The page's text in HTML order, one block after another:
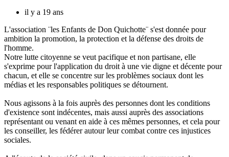
il y a 19 ans
L'association ¨les Enfants de Don Quichotte¨ s'est donnée pour
ambition la promotion, la protection et la défense des droits de
l'homme.
Notre lutte citoyenne se veut pacifique et non partisane, elle
s'exprime pour l'application du droit à une vie digne et décente pour
chacun, et elle se concentre sur les problèmes sociaux dont les
médias et les responsables politiques se détournent.
Nous agissons à la fois auprès des personnes dont les conditions
d'existence sont indécentes, mais aussi auprès des associations
représentant ou venant en aide à ces mêmes personnes, et cela pour
les conseiller, les fédérer autour leur combat contre ces injustices
sociales.